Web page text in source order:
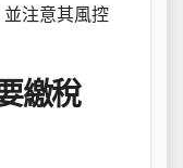
注意其風控
繳稅